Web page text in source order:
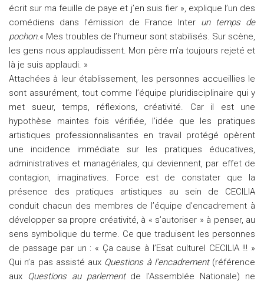
écrit sur ma feuille de paye et j’en suis fier », explique l’un des
comédiens dans l’émission de France Inter un temps de
pochon.« Mes troubles de l’humeur sont stabilisés. Sur scène,
les gens nous applaudissent. Mon père m’a toujours rejeté et
là je suis applaudi. »
Attachées à leur établissement, les personnes accueillies le
sont assurément, tout comme l’équipe pluridisciplinaire qui y
met sueur, temps, réflexions, créativité. Car il est une
hypothèse maintes fois vérifiée, l’idée que les pratiques
artistiques professionnalisantes en travail protégé opèrent
une incidence immédiate sur les pratiques éducatives,
administratives et managériales, qui deviennent, par effet de
contagion, imaginatives. Force est de constater que la
présence des pratiques artistiques au sein de CECILIA
conduit chacun des membres de l’équipe d’encadrement à
développer sa propre créativité, à « s’autoriser » à penser, au
sens symbolique du terme. Ce que traduisent les personnes
de passage par un : « Ça cause à l’Esat culturel CECILIA !!! »
Qui n’a pas assisté aux Questions à l’encadrement(référence
aux Questions au parlementde l’Assemblée Nationale) ne